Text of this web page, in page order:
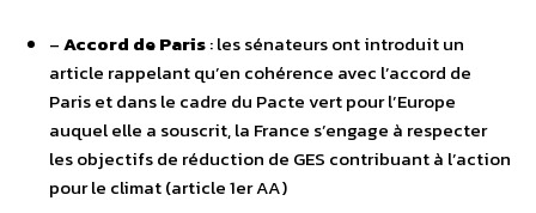
–Accord de Paris: les sénateurs ont introduit un
article rappelant qu’en cohérence avec l’accord de
Paris et dans le cadre du Pacte vert pour l’Europe
auquel elle a souscrit, la France s’engage à respecter
les objectifs de réduction de GES contribuant à l’action
pour le climat (article 1er AA)